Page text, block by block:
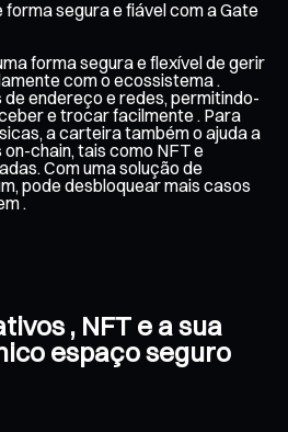
segura e fiável com a Gate
forma segura e flexível de gerir
com o ecossistema .
endereço e redes, permitindo-
e trocar facilmente . Para
a carteira também o ajuda a
chain, tais como NFT e
Com uma solução de
pode desbloquear mais casos
.
, NFT e a sua
espaço seguro